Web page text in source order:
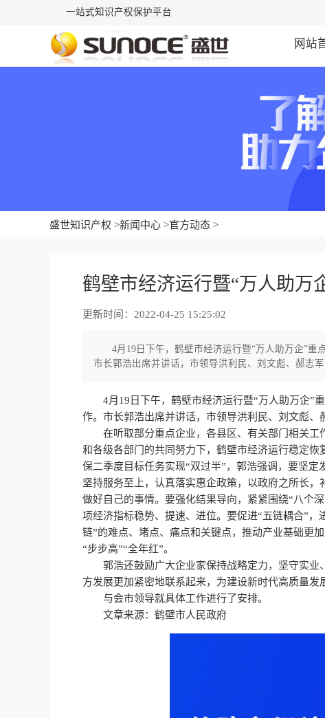
一站式知识产权保护平台
网站
盛世知识产权 >新闻中心 >官方动态 >
鹤壁市经济运行暨“万人助万
更新时间：2022-04-25 15:25:02
4月19日下午，鹤壁市经济运行暨“万人助万企”重
市长郭浩出席并讲话，市领导洪利民、刘文彪、郝志军
4月19日下午，鹤壁市经济运行暨“万人助万企”
作。市长郭浩出席并讲话，市领导洪利民、刘文彪、
在听取部分重点企业，各县区、有关部门相关
和各级各部门的共同努力下，鹤壁市经济运行稳定
保二季度目标任务实现“双过半”，郭浩强调，要坚
坚持服务至上，认真落实惠企政策，以政府之所长
做好自己的事情。要强化结果导向，紧紧围绕“八个
项经济指标稳势、提速、进位。要促进“五链耦合”
链”的难点、堵点、痛点和关键点，推动产业基础更
“步步高”“全年红”。
郭浩还鼓励广大企业家保持战略定力，坚守实
方发展更加紧密地联系起来，为建设新时代高质量发
与会市领导就具体工作进行了安排。
文章来源：鹤壁市人民政府